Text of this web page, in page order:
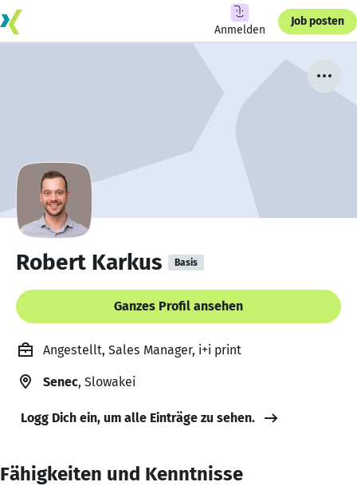
Anmelden
Job posten
Robert Karkus Basis
Ganzes Profil ansehen
Angestellt, Sales Manager, i+i print
Senec, Slowakei
Logg Dich ein, um alle Einträge zu sehen.
Fähigkeiten und Kenntnisse